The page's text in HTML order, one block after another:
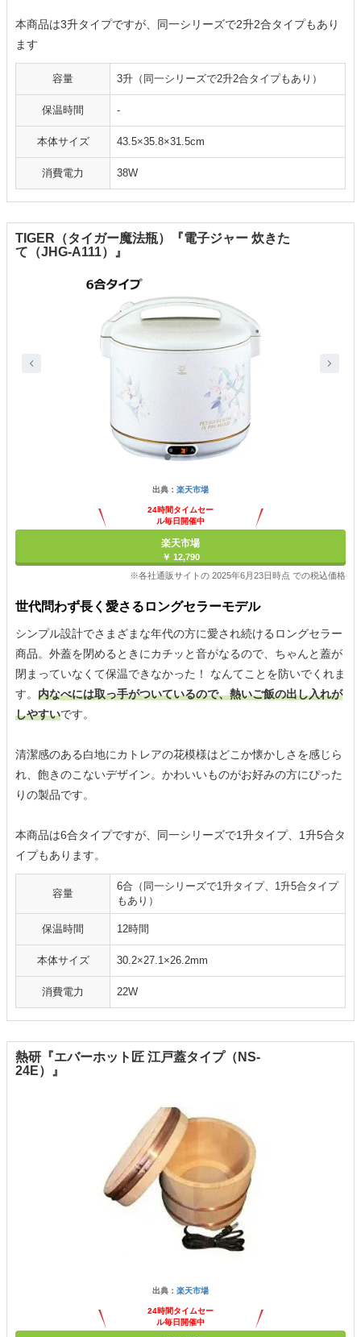
本商品は3升タイプですが、同一シリーズで2升2合タイプもあり
ます
容量 3升（同一シリーズで2升2合タイプもあり）
保温時間 -
本体サイズ 43.5×35.8×31.5cm
消費電力 38W
TIGER（タイガー魔法瓶）『電子ジャー 炊きた
て（JHG-A111）』
出典： 楽天市場
24時間タイムセー
ル毎日開催中
楽天市場
￥ 12,790
※各社通販サイトの 2025年6月23日時点 での税込価格
世代問わず長く愛さるロングセラーモデル
シンプル設計でさまざまな年代の方に愛され続けるロングセラー
商品。外蓋を閉めるときにカチッと音がなるので、ちゃんと蓋が
閉まっていなくて保温できなかった！ なんてことを防いでくれま
す。 内なべには取っ手がついているので、熱いご飯の出し入れが
しやすいです。
清潔感のある白地にカトレアの花模様はどこか懐かしさを感じら
れ、飽きのこないデザイン。かわいいものがお好みの方にぴった
りの製品です。
本商品は6合タイプですが、同一シリーズで1升タイプ、1升5合タ
イプもあります。
容量
6合（同一シリーズで1升タイプ、1升5合タイプ
もあり）
保温時間 12時間
本体サイズ 30.2×27.1×26.2mm
消費電力 22W
熱研『エバーホット匠 江戸蓋タイプ（NS-
24E）』
出典： 楽天市場
24時間タイムセー
ル毎日開催中